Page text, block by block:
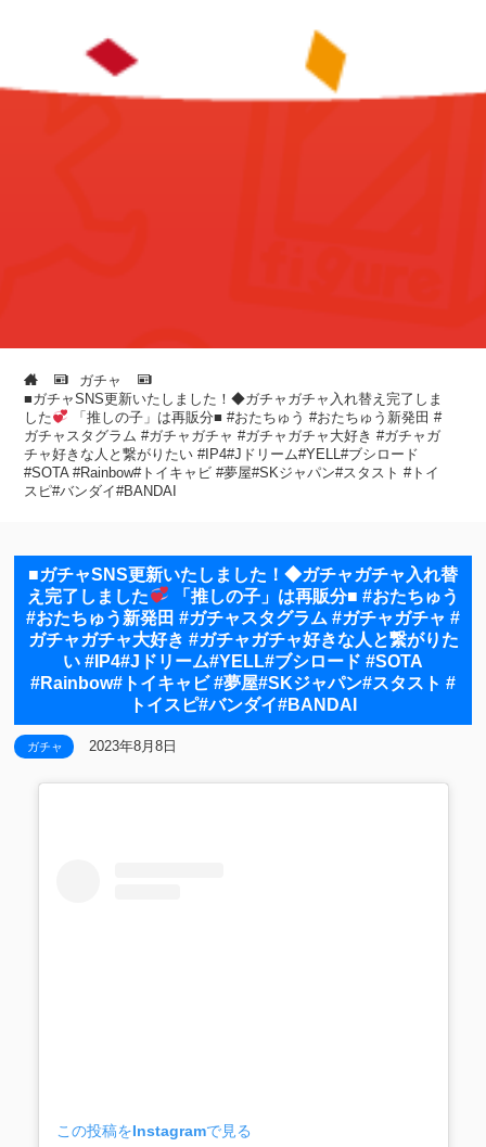
ガチャ
■ガチャSNS更新いたしました！◆ガチャガチャ入れ替え完了しま
した
「推しの子」は再販分⁡⁡⁡⁡■ #おたちゅう #おたちゅう新発田 #
ガチャスタグラム #ガチャガチャ #ガチャガチャ大好き #ガチャガ
チャ好きな人と繋がりたい #IP4#Jドリーム#YELL#ブシロード
#SOTA #Rainbow#トイキャビ #夢屋#SKジャパン#スタスト #トイ
スピ#バンダイ#BANDAI
■ガチャSNS更新いたしました！◆ガチャガチャ入れ替
え完了しました
「推しの子」は再販分⁡⁡⁡⁡■ #おたちゅう
#おたちゅう新発田 #ガチャスタグラム #ガチャガチャ #
ガチャガチャ大好き #ガチャガチャ好きな人と繋がりた
い #IP4#Jドリーム#YELL#ブシロード #SOTA
#Rainbow#トイキャビ #夢屋#SKジャパン#スタスト #
トイスピ#バンダイ#BANDAI
ガチャ 2023年8月8日
この投稿をInstagramで見る